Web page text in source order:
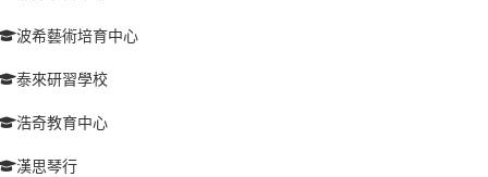
波希藝術培育中心
泰來研習學校
浩奇教育中心
漢思琴行